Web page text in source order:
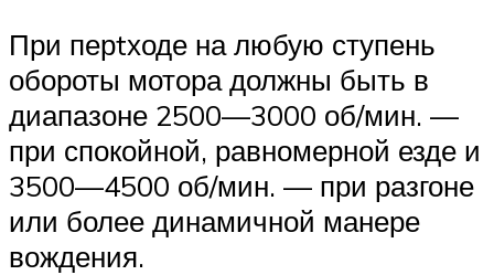
При перtходе на любую ступень
обороты мотора должны быть в
диапазоне 2500—3000 об/мин. —
при спокойной, равномерной езде и
3500—4500 об/мин. — при разгоне
или более динамичной манере
вождения.